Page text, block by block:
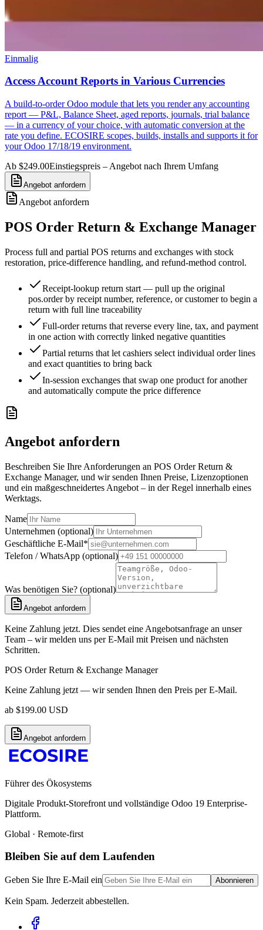
Einmalig
Access Account Reports in Various Currencies
A build-to-order Odoo module that lets you render any accounting
report — P&L, Balance Sheet, aged reports, journals, trial balance
— in a currency of your choice, with automatic conversion at the
rate you define. ECOSIRE scopes, builds, installs and supports it for
your Odoo 17/18/19 environment.
Ab $249.00Einstiegspreis – Angebot nach Ihrem Umfang
Angebot anfordern
Angebot anfordern
POS Order Return & Exchange Manager
Process full and partial POS returns and exchanges with stock
restoration, price-difference handling, and refund-method control.
Receipt-lookup return start — pull up the original
pos.order by receipt number, reference, or customer to begin a
return with full line traceability
Full-order returns that reverse every line, tax, and payment
in one action with correctly linked negative quantities
Partial returns that let cashiers select individual order lines
and exact quantities to bring back
In-session exchanges that swap one product for another
and automatically compute the price difference
Angebot anfordern
Beschreiben Sie Ihre Anforderungen an POS Order Return &
Exchange Manager, und wir senden Ihnen Preise, Lizenzoptionen
und ein maßgeschneidertes Angebot – in der Regel innerhalb eines
Werktags.
Name
Unternehmen (optional)
Geschäftliche E-Mail*
Telefon / WhatsApp (optional)
Was benötigen Sie? (optional)
Angebot anfordern
Keine Zahlung jetzt. Dies sendet eine Angebotsanfrage an unser
Team – wir melden uns per E-Mail mit Preisen und nächsten
Schritten.
POS Order Return & Exchange Manager
Keine Zahlung jetzt — wir senden Ihnen den Preis per E-Mail.
ab $199.00 USD
Angebot anfordern
Führer des Ökosystems
Digitale Produkt-Storefront und vollständige Odoo 19 Enterprise-
Plattform.
Global · Remote-first
Bleiben Sie auf dem Laufenden
Geben Sie Ihre E-Mail ein Abonnieren
Kein Spam. Jederzeit abbestellen.